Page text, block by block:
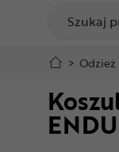
Akcesoria
Odzież
Kaski
Buty
>